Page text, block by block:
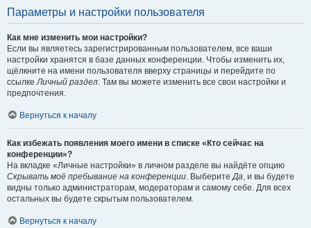
Параметры и настройки пользователя
Как мне изменить мои настройки?
Если вы являетесь зарегистрированным пользователем, все ваши
настройки хранятся в базе данных конференции. Чтобы изменить их,
щёлкните на имени пользователя вверху страницы и перейдите по
ссылке Личный раздел . Там вы можете изменить все свои настройки и
предпочтения.
Вернуться к началу
Как избежать появления моего имени в списке «Кто сейчас на
конференции»?
На вкладке «Личные настройки» в личном разделе вы найдёте опцию
Скрывать моё пребывание на конференции . Выберите Да , и вы будете
видны только администраторам, модераторам и самому себе. Для всех
остальных вы будете скрытым пользователем.
Вернуться к началу